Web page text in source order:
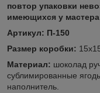
повтор упаковки
имеющихся у
Артикул: П-150
Размер коробки:
Материал: шоколад
сублимированные
наполнитель.